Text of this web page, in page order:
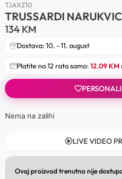
TJAXZ10
TRUSSARDI
134 KM
Dostava: 10. - 11. august
Platite na 12 rata samo: 12.09 KM
Nema na zalihi
LIVE VIDEO
Ovaj proizvod trenutno nije